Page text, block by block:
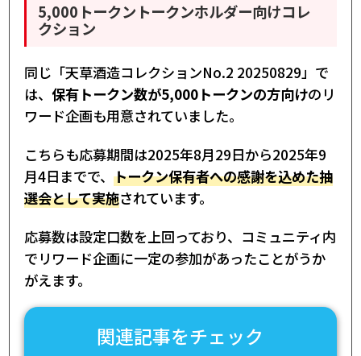
5,000トークントークンホルダー向けコレ
クション
同じ「天草酒造コレクションNo.2 20250829」で
は、 保有トークン数が5,000トークンの方向けのリ
ワード企画も用意されていました。
こちらも応募期間は2025年8月29日から2025年9
月4日までで、 トークン保有者への感謝を込めた抽
選会として実施されています。
応募数は設定口数を上回っており、コミュニティ内
でリワード企画に一定の参加があったことがうか
がえます。
関連記事をチェック